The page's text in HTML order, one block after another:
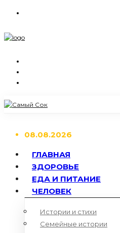
08.08.2026
ГЛАВНАЯ
ЗДОРОВЬЕ
ЕДА И ПИТАНИЕ
ЧЕЛОВЕК
Истории и стихи
Семейные истории